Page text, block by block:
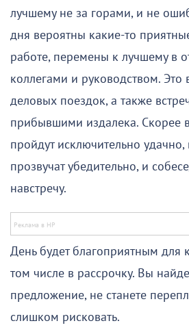
лучшему не за горами, и не
дня вероятны какие-то
работе, перемены к лучшему в
коллегами и руководством. Это
деловых поездок, а также
прибывшими издалека. Скорее
пройдут исключительно
прозвучат убедительно, и
навстречу.
День будет благоприятным для
том числе в рассрочку. Вы
предложение, не станете
слишком рисковать.